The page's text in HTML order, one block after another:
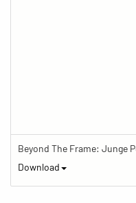
Download